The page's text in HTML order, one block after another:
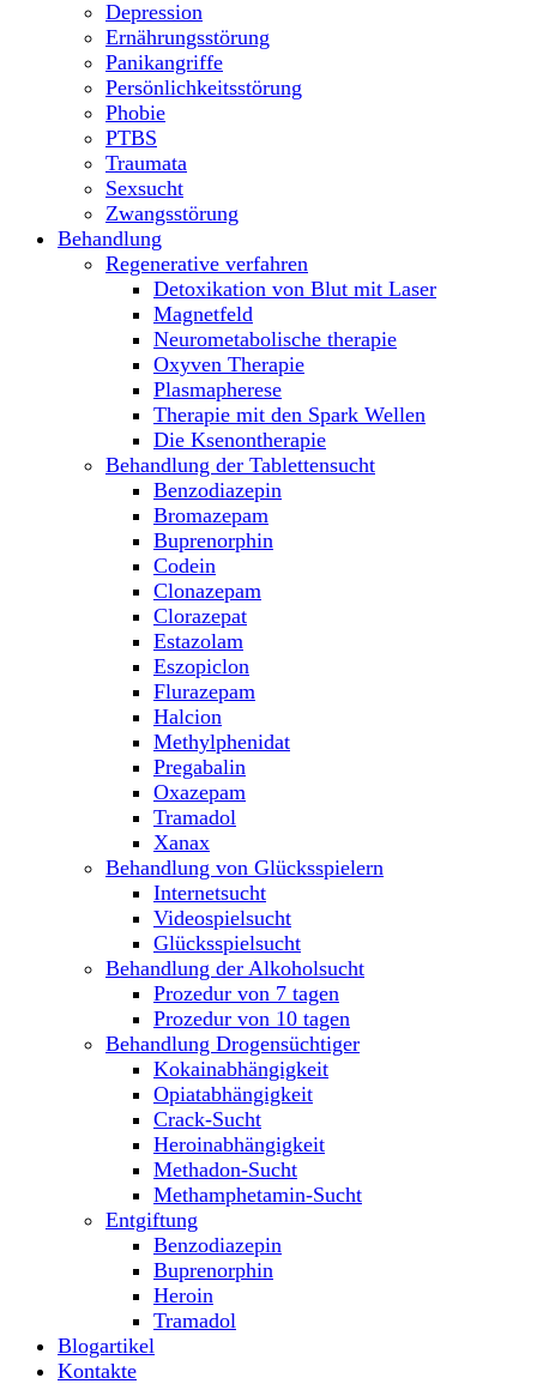
Depression
Ernährungsstörung
Panikangriffe
Persönlichkeitsstörung
Phobie
PTBS
Traumata
Sexsucht
Zwangsstörung
Behandlung
Regenerative verfahren
Detoxikation von Blut mit Laser
Magnetfeld
Neurometabolische therapie
Oxyven Therapie
Plasmapherese
Therapie mit den Spark Wellen
Die Ksenontherapie
Behandlung der Tablettensucht
Benzodiazepin
Bromazepam
Buprenorphin
Codein
Clonazepam
Clorazepat
Estazolam
Eszopiclon
Flurazepam
Halcion
Methylphenidat
Pregabalin
Oxazepam
Tramadol
Xanax
Behandlung von Glücksspielern
Internetsucht
Videospielsucht
Glücksspielsucht
Behandlung der Alkoholsucht
Prozedur von 7 tagen
Prozedur von 10 tagen
Behandlung Drogensüchtiger
Kokainabhängigkeit
Opiatabhängigkeit
Crack-Sucht
Heroinabhängigkeit
Methadon-Sucht
Methamphetamin-Sucht
Entgiftung
Benzodiazepin
Buprenorphin
Heroin
Tramadol
Blogartikel
Kontakte